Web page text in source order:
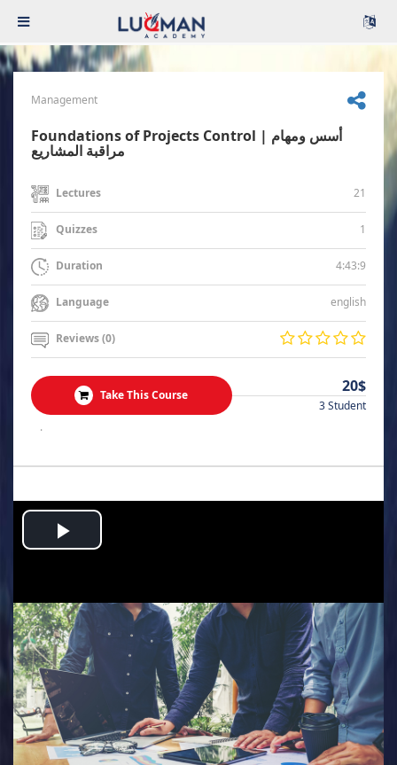
Management
Foundations of Projects Control | أسس ومهام
مراقبة المشاريع
Lectures 21
Quizzes 1
Duration 4:43:9
Language english
Reviews (0)
Take This Course 20$
3 Student
.
Play